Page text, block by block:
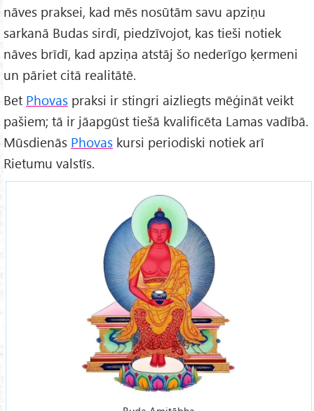
nāves praksei, kad mēs nosūtām savu apziņu
sarkanā Budas sirdī, piedzīvojot, kas tieši notiek
nāves brīdī, kad apziņa atstāj šo nederīgo ķermeni
un pāriet citā realitātē.
Bet Phovas praksi ir stingri aizliegts mēģināt veikt
pašiem; tā ir jāapgūst tiešā kvalificēta Lamas vadībā.
Mūsdienās Phovas kursi periodiski notiek arī
Rietumu valstīs.